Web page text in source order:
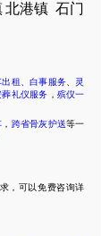
北港镇 石门
出租 、白事服务
灵
葬礼仪服务 ， 殡仪一
， 跨省骨灰护送等一
，可以免费咨询详